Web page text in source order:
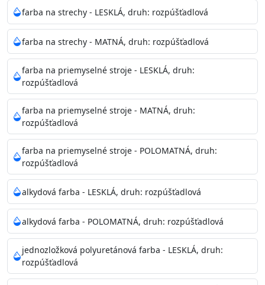
Neaplikujte pri teplote pod 5°C a nad teplotu 35°C alebo
pri relatívnej vlhkosti nad 80%.
Nepoužitá farba vyžaduje špeciálne zaobchádzanie na
bezpečnú likvidáciu.
Riedenie: do 10% vodou, podľa spôsobu aplikácie
Doba schnutia na dotyk
Doba na druhý náter: 3-4 hodiny
Balenie : 750ml, 1l, 3l, 9l, 15l
Výdatnosť na jednu vrstvu
Aplikácia: štetec, valček, striekacia pištoľ
Povrchová úprava: 1
Je možné tónovať v systéme Colorfull: áno
Merná hmotnosť : 1,54 ± 0,02 Kg / L (ISO 2811)
Čistenie: vodou
Príprava povrchu
farba na strechy - LESKLÁ, druh: rozpúšťadlová
farba na strechy - MATNÁ, druh: rozpúšťadlová
farba na priemyselné stroje - LESKLÁ, druh:
rozpúšťadlová
farba na priemyselné stroje - MATNÁ, druh:
rozpúšťadlová
farba na priemyselné stroje - POLOMATNÁ, druh:
rozpúšťadlová
alkydová farba - LESKLÁ, druh: rozpúšťadlová
alkydová farba - POLOMATNÁ, druh: rozpúšťadlová
jednozložková polyuretánová farba - LESKLÁ, druh:
rozpúšťadlová